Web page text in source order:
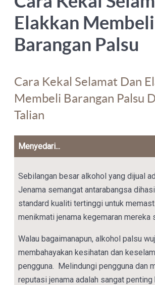
Elakkan Membeli
Barangan Palsu
Cara Kekal Selamat Dan
Membeli Barangan Palsu
Talian
Menyedari...
Sebilangan besar alkohol yang dijual
Jenama semangat antarabangsa
standard kualiti tertinggi untuk
menikmati jenama kegemaran mereka
Walau bagaimanapun, alkohol palsu
membahayakan kesihatan dan
pengguna. Melindungi pengguna dan
reputasi jenama adalah sangat penting